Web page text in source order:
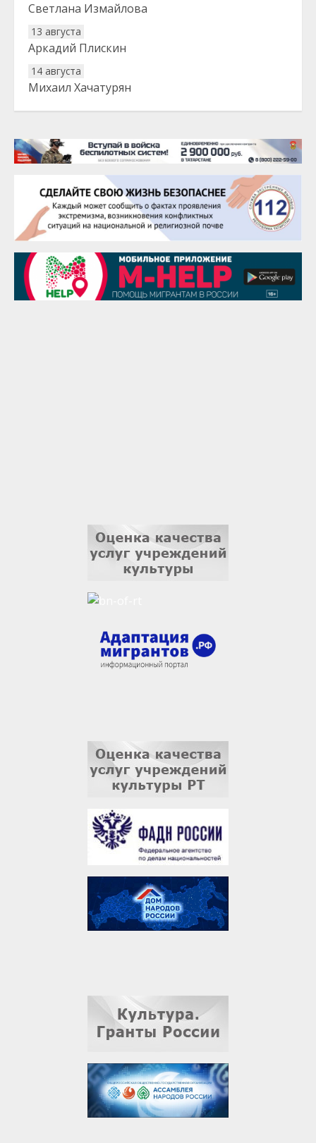
Светлана Измайлова
13 августа
Аркадий Плискин
14 августа
Михаил Хачатурян
20 августа
22 августа
Евгений Ефимов
25 августа
Сэсэгма Бубеева
28 августа
Чингиз Мустафаев
29 августа
Надежда Рослова